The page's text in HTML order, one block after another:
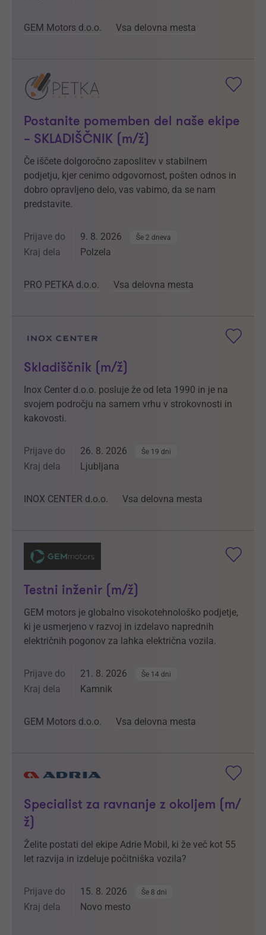
GEM Motors d.o.o. Vsa delovna mesta
Postanite pomemben del naše ekipe
– SKLADIŠČNIK (m/ž)
Če iščete dolgoročno zaposlitev v stabilnem
podjetju, kjer cenimo odgovornost, pošten odnos in
dobro opravljeno delo, vas vabimo, da se nam
predstavite.
Prijave do 9. 8. 2026 Še 2 dneva
Kraj dela Polzela
PRO PETKA d.o.o. Vsa delovna mesta
Skladiščnik (m/ž)
Inox Center d.o.o. posluje že od leta 1990 in je na
svojem področju na samem vrhu v strokovnosti in
kakovosti.
Prijave do 26. 8. 2026 Še 19 dni
Kraj dela Ljubljana
INOX CENTER d.o.o. Vsa delovna mesta
Testni inženir (m/ž)
GEM motors je globalno visokotehnološko podjetje,
ki je usmerjeno v razvoj in izdelavo naprednih
električnih pogonov za lahka električna vozila.
Prijave do 21. 8. 2026 Še 14 dni
Kraj dela Kamnik
GEM Motors d.o.o. Vsa delovna mesta
Specialist za ravnanje z okoljem (m/
ž)
Želite postati del ekipe Adrie Mobil, ki že več kot 55
let razvija in izdeluje počitniška vozila?
Prijave do 15. 8. 2026 Še 8 dni
Kraj dela Novo mesto